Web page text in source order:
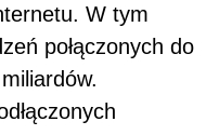
W tym
połączonych do